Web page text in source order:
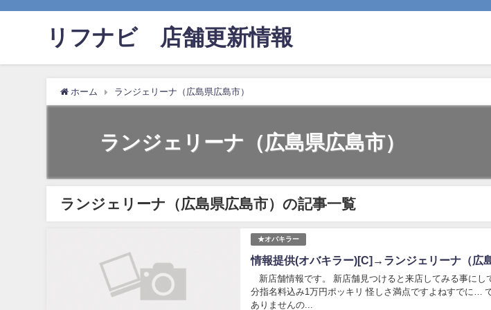
リフナビ®店舗更新情報
ホーム ランジェリーナ（広島県広島市）
ランジェリーナ（広島県広島市）
ランジェリーナ（広島県広島市）の記事一覧
★オバキラー
情報提供(オバキラー)[C]→ランジェリーナ（広
新店舗情報です。 新店舗見つけると来店してみる事にし
分指名料込み1万円ポッキリ 怪しさ満点ですよねすでに…
ありませんの...